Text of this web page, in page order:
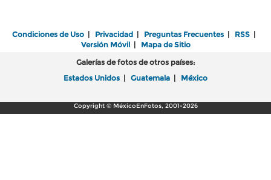
Condiciones de Uso | Privacidad | Preguntas Frecuentes | RSS |
Versión Móvil| Mapa de Sitio
Galerías de fotos de otros países:
Estados Unidos | Guatemala | México
Copyright © MéxicoEnFotos, 2001-2026